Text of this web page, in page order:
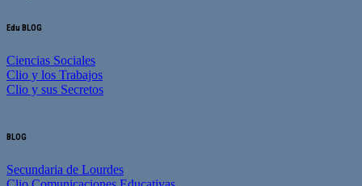
Edu BLOG
Ciencias Sociales
Clio y los Trabajos
Clio y sus Secretos
BLOG
Secundaria de Lourdes